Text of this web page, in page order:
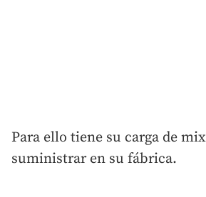
Para ello tiene su carga de
suministrar en su fábrica.